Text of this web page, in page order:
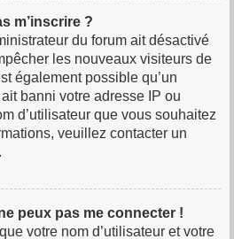
m’inscrire ?
du forum ait désactivé
les nouveaux visiteurs de
également possible qu’un
banni votre adresse IP ou
d’utilisateur que vous souhaitez
veuillez contacter un
peux pas me connecter !
votre nom d’utilisateur et votre